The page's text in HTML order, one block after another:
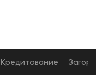
Кредитование